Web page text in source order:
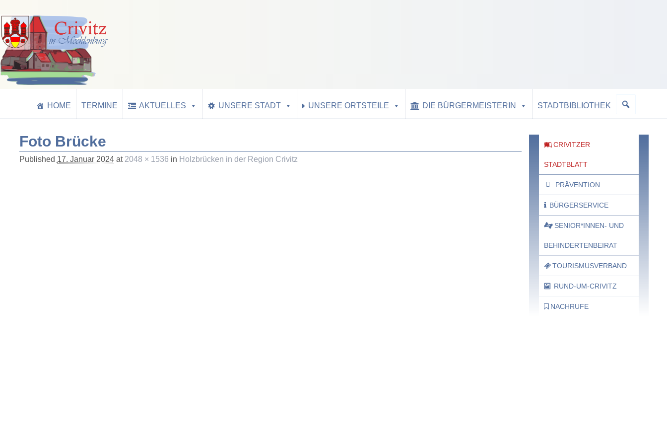
HOME TERMINE AKTUELLES UNSERE STADT UNSERE ORTSTEILE DIE BÜRGERMEISTERIN STADTBIBLIOTHEK
Foto Brücke
Published 17. Januar 2024at 2048 × 1536 in Holzbrücken in der Region Crivitz
CRIVITZER
STADTBLATT
PRÄVENTION
BÜRGERSERVICE
SENIOR*INNEN- UND
BEHINDERTENBEIRAT
TOURISMUSVERBAND
RUND-UM-CRIVITZ
NACHRUFE